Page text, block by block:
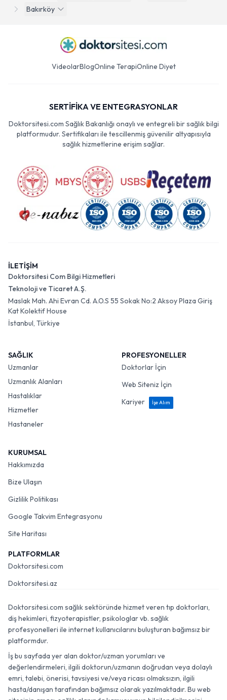
Bakırköy
VideolarBlogOnline TerapiOnline Diyet
SERTİFİKA VE ENTEGRASYONLAR
Doktorsitesi.com Sağlık Bakanlığı onaylı ve entegreli bir sağlık bilgi
platformudur. Sertifikaları ile tescillenmiş güvenilir altyapısıyla
sağlık hizmetlerine erişim sağlar.
İLETİŞİM
Doktorsitesi Com Bilgi Hizmetleri
Teknoloji ve Ticaret A.Ş.
Maslak Mah. Ahi Evran Cd. A.O.S 55 Sokak No:2 Aksoy Plaza Giriş
Kat Kolektif House
İstanbul, Türkiye
SAĞLIK
Uzmanlar
Uzmanlık Alanları
Hastalıklar
Hizmetler
Hastaneler
PROFESYONELLER
Doktorlar İçin
Web Siteniz İçin
Kariyer
İşe Alım
KURUMSAL
Hakkımızda
Bize Ulaşın
Gizlilik Politikası
Google Takvim Entegrasyonu
Site Haritası
PLATFORMLAR
Doktorsitesi.com
Doktorsitesi.az
Doktorsitesi.com sağlık sektöründe hizmet veren tıp doktorları,
diş hekimleri, fizyoterapistler, psikologlar vb. sağlık
profesyonelleri ile internet kullanıcılarını buluşturan bağımsız bir
platformdur.
İş bu sayfada yer alan doktor/uzman yorumları ve
değerlendirmeleri, ilgili doktorun/uzmanın doğrudan veya dolaylı
emri, talebi, önerisi, tavsiyesi ve/veya ricası olmaksızın, ilgili
hasta/danışan tarafından bağımsız olarak yazılmaktadır. Bu web